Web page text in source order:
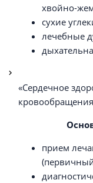
хвойно-
сухие
лечебные
«Сердечное
кровообращения
прием